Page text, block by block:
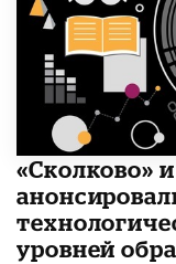
«Сколково»
уровней